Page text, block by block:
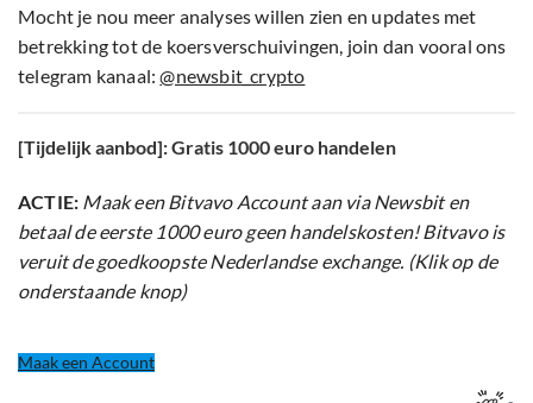
Mocht je nou meer analyses willen zien en updates met
betrekking tot de koersverschuivingen, join dan vooral ons
telegram kanaal:@newsbit_crypto
[Tijdelijk aanbod]: Gratis 1000 euro handelen
ACTIE: Maak een Bitvavo Account aan via Newsbit en
betaal de eerste 1000 euro geen handelskosten! Bitvavo is
veruit de goedkoopste Nederlandse exchange. (Klik op de
onderstaande knop)
Maak een Account